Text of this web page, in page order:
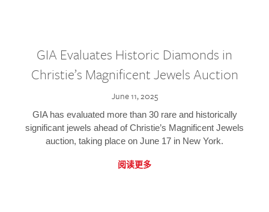
GIA Evaluates Historic Diamonds in
Christie’s Magnificent Jewels Auction
June 11, 2025
GIA has evaluated more than 30 rare and historically
significant jewels ahead of Christie’s Magnificent Jewels
auction, taking place on June 17 in New York.
阅读更多